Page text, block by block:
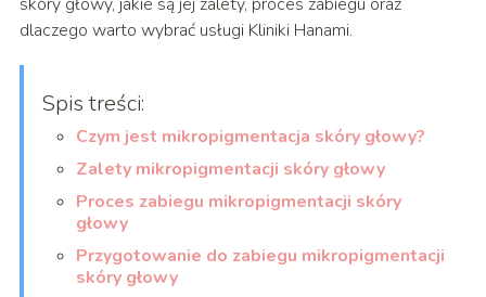
dlaczego warto wybrać usługi Kliniki Hanami.
Spis treści:
Czym jest mikropigmentacja skóry głowy?
Zalety mikropigmentacji skóry głowy
Proces zabiegu mikropigmentacji skóry
głowy
Przygotowanie do zabiegu mikropigmentacji
skóry głowy